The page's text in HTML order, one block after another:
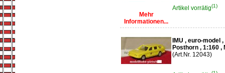
Mehr
Informationen...
Artikel vorrätig(1)
IMU , euro-
Posthorn , 1:160 ,
(Art.Nr. 12043)